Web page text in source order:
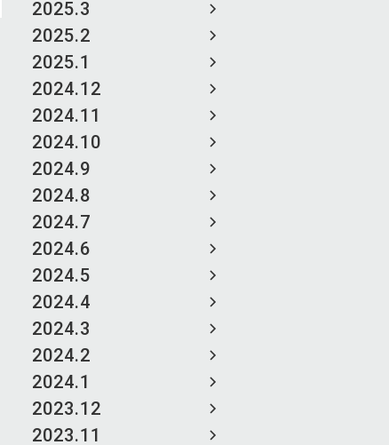
2025.3
2025.2
2025.1
2024.12
2024.11
2024.10
2024.9
2024.8
2024.7
2024.6
2024.5
2024.4
2024.3
2024.2
2024.1
2023.12
2023.11